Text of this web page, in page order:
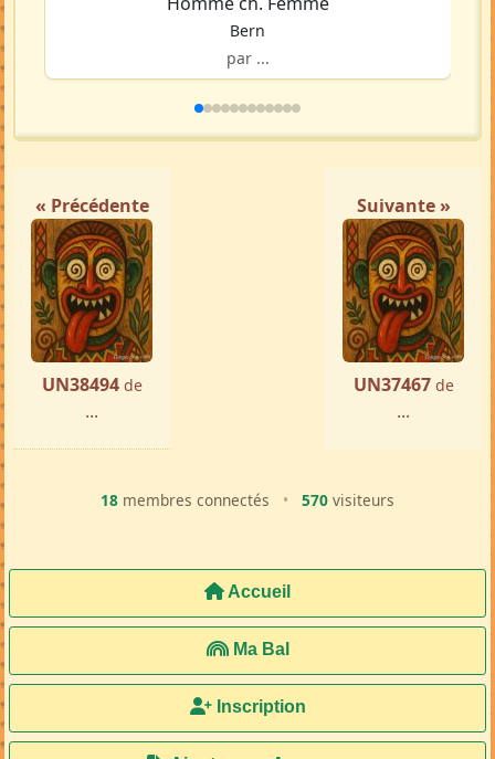
Bern
par ...
« Précédente
UN38494 de
...
Suivante »
UN37467 de
...
18 membres connectés • 570 visiteurs
Accueil
Ma Bal
Inscription